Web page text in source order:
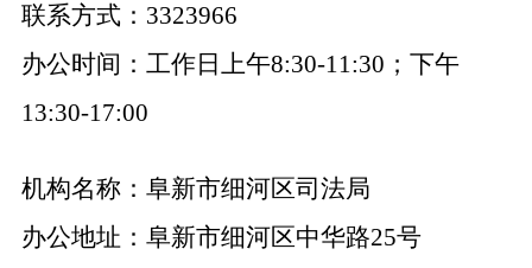
联系方式：3323966
办公时间：工作日上午8:30-11:30；下午
13:30-17:00
机构名称：阜新市细河区司法局
办公地址：阜新市细河区中华路25号